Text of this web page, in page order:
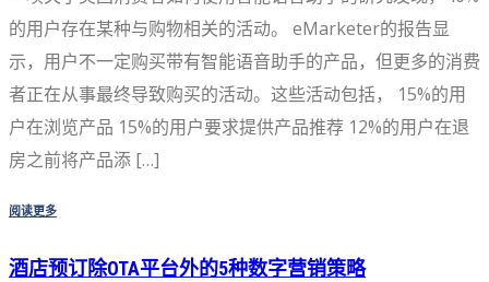
的用户存在某种与购物相关的活动。 eMarketer的报告显
示，用户不一定购买带有智能语音助手的产品，但更多的消费
者正在从事最终导致购买的活动。这些活动包括， 15%的用
户在浏览产品 15%的用户要求提供产品推荐 12%的用户在退
房之前将产品添 […]
阅读更多
酒店预订除OTA平台外的5种数字营销策略